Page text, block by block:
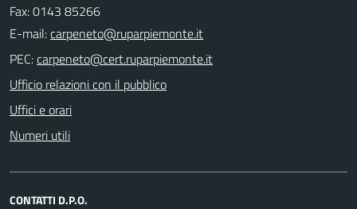
Fax: 0143 85266
E-mail:
PEC:
Ufficio relazioni con il pubblico
Uffici e orari
Numeri utili
CONTATTI D.P.O.